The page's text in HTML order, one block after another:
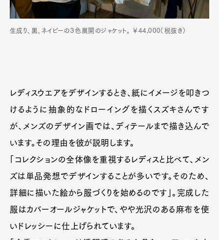
生成り、黒、ネイビーの３色展開のジャケット。 ￥44,000（税抜き）
レディスウエアをデザインするとき、紙にイメージを叩きつ
けるように抽象的なドローイングを描くスズキさんです
が、メンズのデザイン画では、ディテールまで描き込んで
います。その理由を彼が説明します。
「コレクションの全体像を重視するレディスと比べて、メン
ズは単品発想でデザインすることが多いです。そのため、
詳細に描いた絵から服づくりを始めるのです」。完成した
服はカバーオールジャケットで、やや光沢のある麻布を使
いドレッシーに仕上げられています。